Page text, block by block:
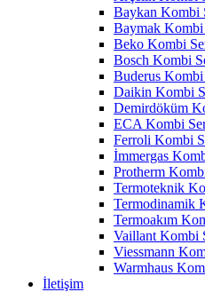
Baykan Kombi
Baymak Kombi
Beko Kombi
Bosch Kombi
Buderus Kombi
Daikin Kombi
Demirdöküm
ECA Kombi
Ferroli Kombi
İmmergas
Protherm
Termoteknik
Termodinamik
Termoakım
Vaillant Kombi
Viessmann
Warmhaus
İletişim